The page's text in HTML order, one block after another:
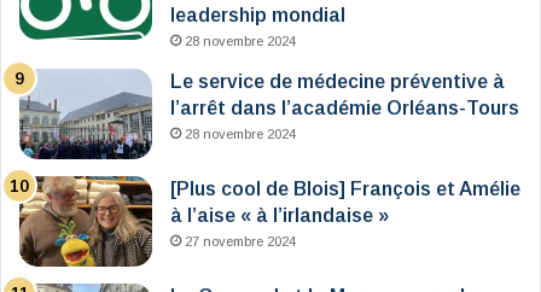
leadership mondial
28 novembre 2024
Le service de médecine préventive à
l’arrêt dans l’académie Orléans-Tours
28 novembre 2024
[Plus cool de Blois] François et Amélie
à l’aise « à l’irlandaise »
27 novembre 2024